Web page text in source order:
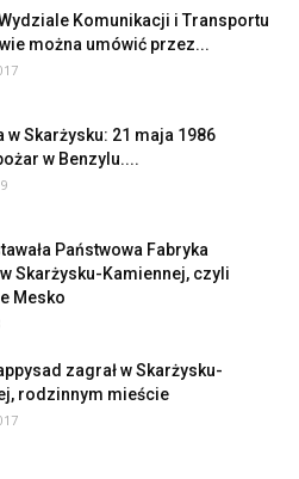
Komunikacji i Transportu
można umówić przez...
w Skarżysku: 21 maja 1986
w Benzylu....
Państwowa Fabryka
Skarżysku-Kamiennej, czyli
Mesko
zagrał w Skarżysku-
rodzinnym mieście